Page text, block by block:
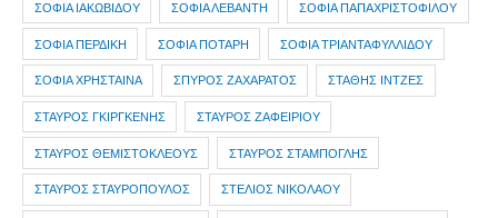
ΣΟΦΙΑ ΙΑΚΩΒΙΔΟΥ ΣΟΦΙΑ ΛΕΒΑΝΤΗ ΣΟΦΙΑ ΠΑΠΑΧΡΙΣΤΟΦΙΛΟΥ
ΣΟΦΙΑ ΠΕΡΔΙΚΗ ΣΟΦΙΑ ΠΟΤΑΡΗ ΣΟΦΙΑ ΤΡΙΑΝΤΑΦΥΛΛΙΔΟΥ
ΣΟΦΙΑ ΧΡΗΣΤΑΙΝΑ ΣΠΥΡΟΣ ΖΑΧΑΡΑΤΟΣ ΣΤΑΘΗΣ ΙΝΤΖΕΣ
ΣΤΑΥΡΟΣ ΓΚΙΡΓΚΕΝΗΣ ΣΤΑΥΡΟΣ ΖΑΦΕΙΡΙΟΥ
ΣΤΑΥΡΟΣ ΘΕΜΙΣΤΟΚΛΕΟΥΣ ΣΤΑΥΡΟΣ ΣΤΑΜΠΟΓΛΗΣ
ΣΤΑΥΡΟΣ ΣΤΑΥΡΟΠΟΥΛΟΣ ΣΤΕΛΙΟΣ ΝΙΚΟΛΑΟΥ